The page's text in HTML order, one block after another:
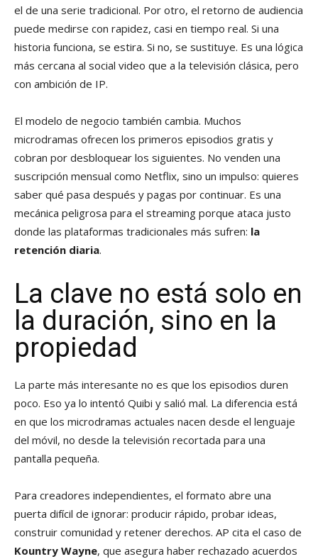
el de una serie tradicional. Por otro, el retorno de audiencia
puede medirse con rapidez, casi en tiempo real. Si una
historia funciona, se estira. Si no, se sustituye. Es una lógica
más cercana al social video que a la televisión clásica, pero
con ambición de IP.
El modelo de negocio también cambia. Muchos
microdramas ofrecen los primeros episodios gratis y
cobran por desbloquear los siguientes. No venden una
suscripción mensual como Netflix, sino un impulso: quieres
saber qué pasa después y pagas por continuar. Es una
mecánica peligrosa para el streaming porque ataca justo
donde las plataformas tradicionales más sufren: la
retención diaria.
La clave no está solo en
la duración, sino en la
propiedad
La parte más interesante no es que los episodios duren
poco. Eso ya lo intentó Quibi y salió mal. La diferencia está
en que los microdramas actuales nacen desde el lenguaje
del móvil, no desde la televisión recortada para una
pantalla pequeña.
Para creadores independientes, el formato abre una
puerta difícil de ignorar: producir rápido, probar ideas,
construir comunidad y retener derechos. AP cita el caso de
Kountry Wayne, que asegura haber rechazado acuerdos